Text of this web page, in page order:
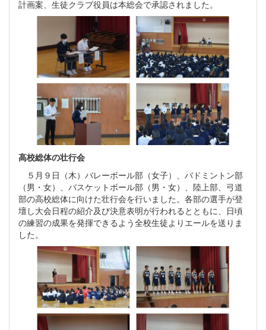
計画案、生徒クラブ役員は本総会で承認されました。
高校総体の壮行会
５月９日（木）バレーボール部（女子）、バドミントン部
（男・女）、バスケットボール部（男・女）、陸上部、弓道
部の高校総体に向けた壮行会を行いました。各部の選手が登
壇し大会日程の紹介及び決意表明が行われるとともに、日頃
の練習の成果を発揮できるよう全校生徒よりエールを送りま
した。